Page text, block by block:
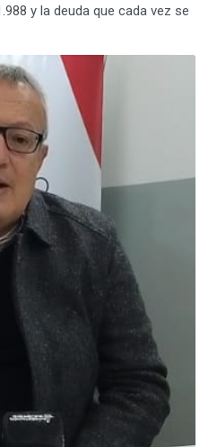
y la deuda que cada vez se